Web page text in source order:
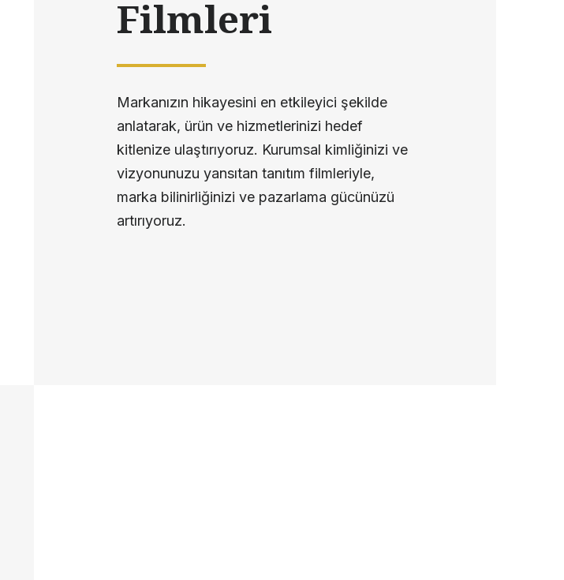
Filmleri
Markanızın hikayesini en etkileyici şekilde
anlatarak, ürün ve hizmetlerinizi hedef
kitlenize ulaştırıyoruz. Kurumsal kimliğinizi ve
vizyonunuzu yansıtan tanıtım filmleriyle,
marka bilinirliğinizi ve pazarlama gücünüzü
artırıyoruz.